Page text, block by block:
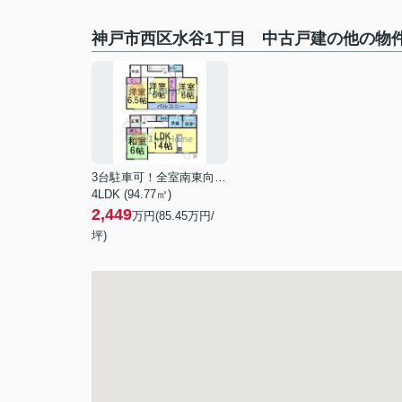
神戸市西区水谷1丁目 中古戸建の他の物
3台駐車可！全室南東向！吹抜！
4LDK (94.77㎡)
2,449万円(85.45万円/
坪)